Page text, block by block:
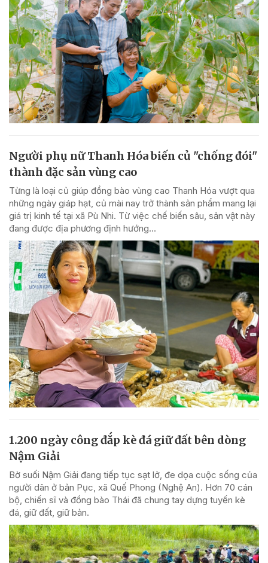
Người phụ nữ Thanh Hóa biến củ "chống đói"
thành đặc sản vùng cao
Từng là loại củ giúp đồng bào vùng cao Thanh Hóa vượt qua
những ngày giáp hạt, củ mài nay trở thành sản phẩm mang lại
giá trị kinh tế tại xã Pù Nhi. Từ việc chế biến sâu, sản vật này
đang được địa phương định hướng...
1.200 ngày công đắp kè đá giữ đất bên dòng
Nậm Giải
Bờ suối Nậm Giải đang tiếp tục sạt lở, đe dọa cuộc sống của
người dân ở bản Pục, xã Quế Phong (Nghệ An). Hơn 70 cán
bộ, chiến sĩ và đồng bào Thái đã chung tay dựng tuyến kè
đá, giữ đất, giữ bản.